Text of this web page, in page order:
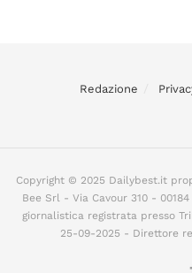
Redazione
Copyright © 2025 Dailybest.it
Bee Srl - Via Cavour 310 -
giornalistica registrata presso
25-09-2025 - Direttore